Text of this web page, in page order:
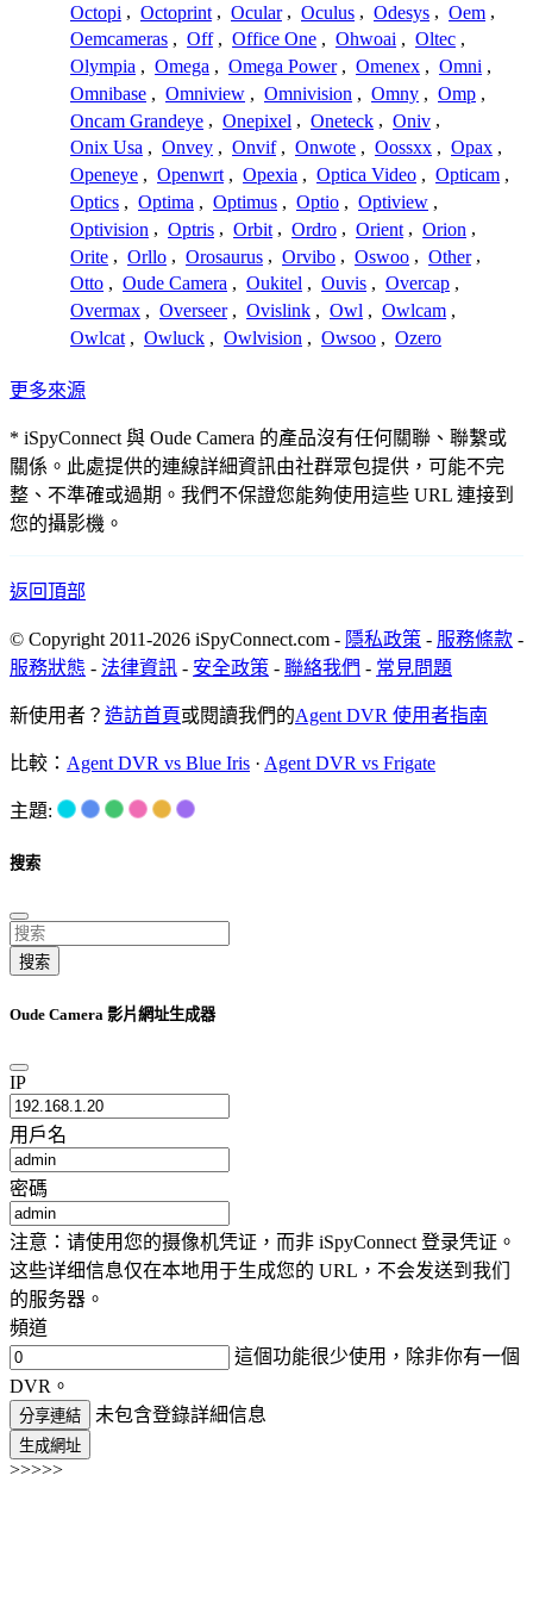
Octopi , Octoprint , Ocular , Oculus , Odesys , Oem ,
Oemcameras , Off , Office One , Ohwoai , Oltec ,
Olympia , Omega , Omega Power , Omenex , Omni ,
Omnibase , Omniview , Omnivision , Omny , Omp ,
Oncam Grandeye , Onepixel , Oneteck , Oniv ,
Onix Usa , Onvey , Onvif , Onwote , Oossxx , Opax ,
Openeye , Openwrt , Opexia , Optica Video , Opticam ,
Optics , Optima , Optimus , Optio , Optiview ,
Optivision , Optris , Orbit , Ordro , Orient , Orion ,
Orite , Orllo , Orosaurus , Orvibo , Oswoo , Other ,
Otto , Oude Camera , Oukitel , Ouvis , Overcap ,
Overmax , Overseer , Ovislink , Owl , Owlcam ,
Owlcat , Owluck , Owlvision , Owsoo , Ozero
更多來源
* iSpyConnect 與 Oude Camera 的產品沒有任何關聯、聯繫或
關係。此處提供的連線詳細資訊由社群眾包提供，可能不完
整、不準確或過期。我們不保證您能夠使用這些 URL 連接到
您的攝影機。
返回頂部
© Copyright 2011-2026 iSpyConnect.com - 隱私政策 - 服務條款 -
服務狀態 - 法律資訊 - 安全政策 - 聯絡我們 - 常見問題
新使用者？ 造訪首頁或閱讀我們的Agent DVR 使用者指南
比較： Agent DVR vs Blue Iris · Agent DVR vs Frigate
主題:
搜索
搜索
Oude Camera 影片網址生成器
IP
用戶名
密碼
注意：请使用您的摄像机凭证，而非 iSpyConnect 登录凭证。
这些详细信息仅在本地用于生成您的 URL，不会发送到我们
的服务器。
頻道
這個功能很少使用，除非你有一個
DVR。
分享連結 未包含登錄詳細信息
生成網址
>>>>>